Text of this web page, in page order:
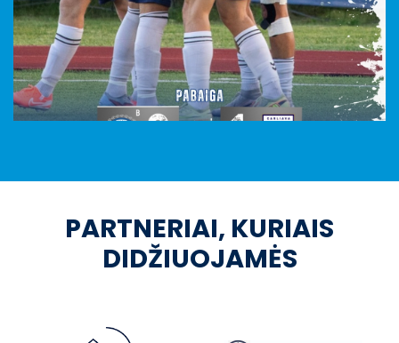
PARTNERIAI, KURIAIS
DIDŽIUOJAMĖS